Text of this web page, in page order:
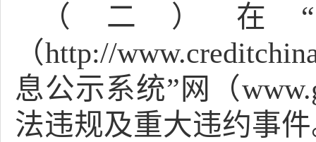
（二）在
（http://
息公示系统”网（
法违规及重大违约事